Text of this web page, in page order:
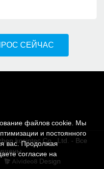
СЕЙЧАС
kosintec Co., Ltd. - Все
Design
файлов cookie. Мы
и постоянного
вас. Продолжая
согласие на